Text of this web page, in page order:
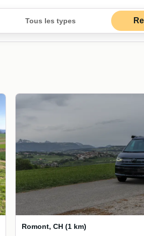
Tous les types
Romont, CH (1 km)